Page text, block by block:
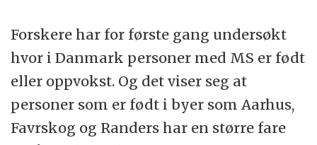
Forskere har for første gang undersøkt
hvor i Danmark personer med MS er født
eller oppvokst. Og det viser seg at
personer som er født i byer som Aarhus,
Favrskog og Randers har en større fare